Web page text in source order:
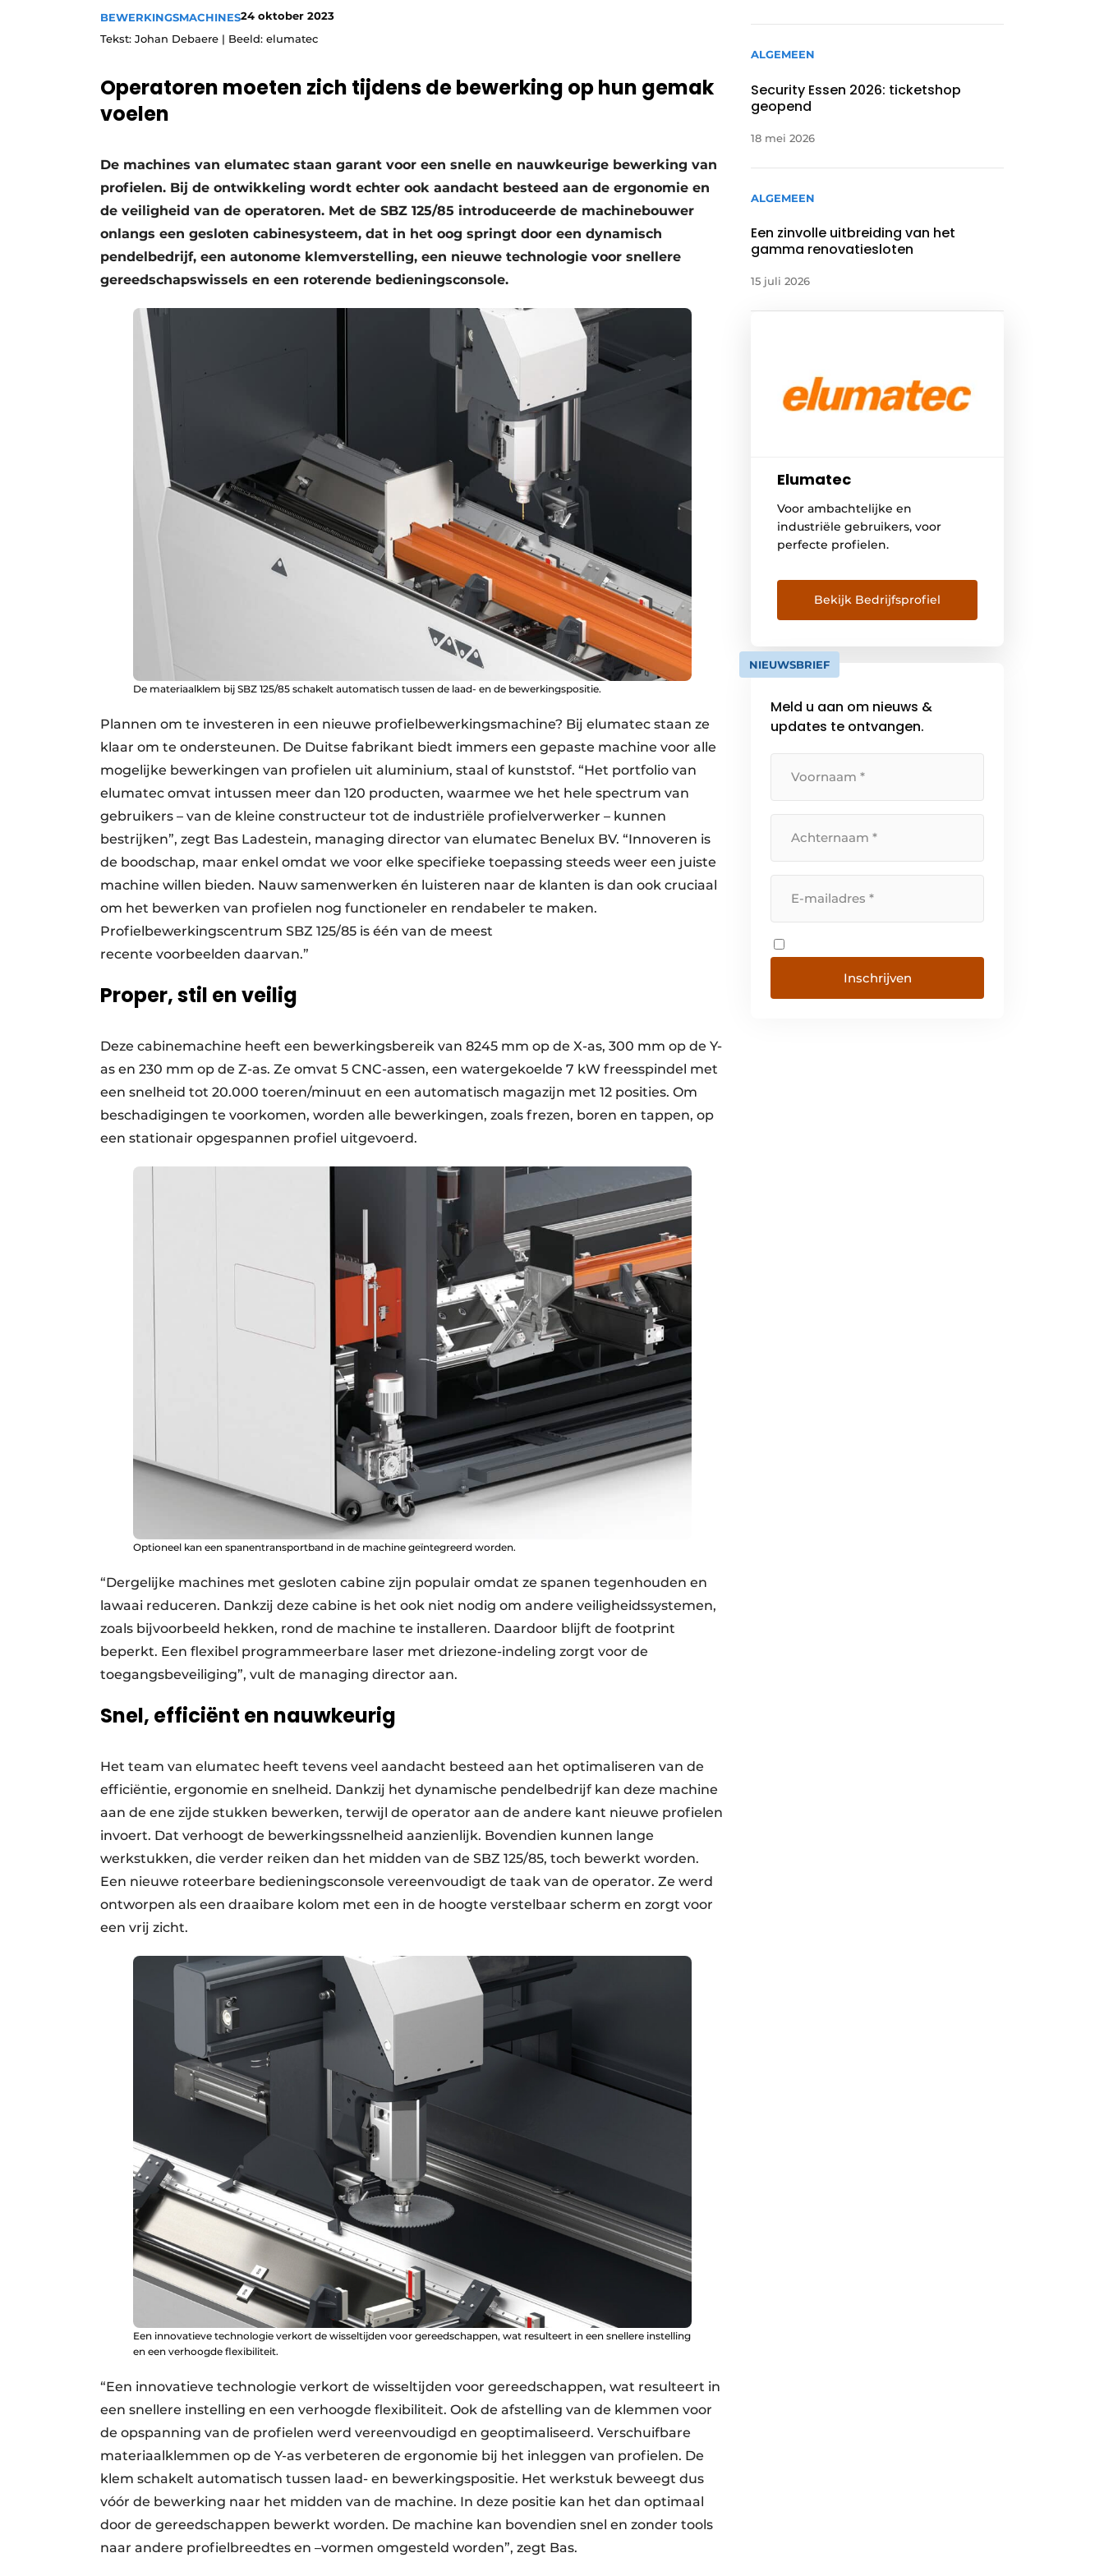
Vacature aanmelden
Vacatures
BEWERKINGSMACHINES24 oktober 2023
Tekst: Johan Debaere | Beeld: elumatec
Operatoren moeten zich tijdens de bewerking op hun gemak
voelen
De machines van elumatec staan garant voor een snelle en nauwkeurige bewerking van
profielen. Bij de ontwikkeling wordt echter ook aandacht besteed aan de ergonomie en
de veiligheid van de operatoren. Met de SBZ 125/85 introduceerde de machinebouwer
onlangs een gesloten cabinesysteem, dat in het oog springt door een dynamisch
pendelbedrijf, een autonome klemverstelling, een nieuwe technologie voor snellere
gereedschapswissels en een roterende bedieningsconsole.
De materiaalklem bij SBZ 125/85 schakelt automatisch tussen de laad- en de bewerkingspositie.
Plannen om te investeren in een nieuwe profielbewerkingsmachine? Bij elumatec staan ze
klaar om te ondersteunen. De Duitse fabrikant biedt immers een gepaste machine voor alle
mogelijke bewerkingen van profielen uit aluminium, staal of kunststof. “Het portfolio van
elumatec omvat intussen meer dan 120 producten, waarmee we het hele spectrum van
gebruikers – van de kleine constructeur tot de industriële profielverwerker – kunnen
bestrijken”, zegt Bas Ladestein, managing director van elumatec Benelux BV. “Innoveren is
de boodschap, maar enkel omdat we voor elke specifieke toepassing steeds weer een juiste
machine willen bieden. Nauw samenwerken én luisteren naar de klanten is dan ook cruciaal
om het bewerken van profielen nog functioneler en rendabeler te maken.
Profielbewerkings­centrum SBZ 125/85 is één van de meest
recente voorbeelden daarvan.”
Proper, stil en veilig
Deze cabinemachine heeft een bewerkingsbereik van 8245 mm op de X-as, 300 mm op de Y-
as en 230 mm op de Z-as. Ze omvat 5 CNC-assen, een watergekoelde 7 kW freesspindel met
een snelheid tot 20.000 toeren/minuut en een automatisch magazijn met 12 posities. Om
beschadigingen te voorkomen, worden alle bewerkingen, zoals frezen, boren en tappen, op
een stationair opgespannen profiel uitgevoerd.
Optioneel kan een spanentransportband in de machine geïntegreerd worden.
“Dergelijke machines met gesloten cabine zijn populair omdat ze spanen tegenhouden en
lawaai reduceren. Dankzij deze cabine is het ook niet nodig om andere veiligheidssystemen,
zoals bijvoorbeeld hekken, rond de machine te installeren. Daardoor blijft de footprint
beperkt. Een flexibel programmeerbare laser met driezone-indeling zorgt voor de
toegangsbeveiliging”, vult de managing director aan.
Snel, efficiënt en nauwkeurig
Het team van elumatec heeft tevens veel aandacht besteed aan het optimaliseren van de
efficiëntie, ergonomie en snelheid. Dankzij het dynamische pendelbedrijf kan deze machine
aan de ene zijde stukken bewerken, terwijl de operator aan de andere kant nieuwe profielen
invoert. Dat verhoogt de bewerkingssnelheid aanzienlijk. Bovendien kunnen lange
werkstukken, die verder reiken dan het midden van de SBZ 125/85, toch bewerkt worden.
Een nieuwe roteerbare bedieningsconsole vereenvoudigt de taak van de operator. Ze werd
ontworpen als een draaibare kolom met een in de hoogte verstelbaar scherm en zorgt voor
een vrij zicht.
Een innovatieve technologie verkort de wisseltijden voor gereedschappen, wat resulteert in een snellere instelling
en een verhoogde flexibiliteit.
“Een innovatieve technologie verkort de wisseltijden voor gereedschappen, wat resulteert in
een snellere instelling en een verhoogde flexibiliteit. Ook de afstelling van de klemmen voor
de opspanning van de profielen werd vereenvoudigd en geoptimaliseerd. Verschuifbare
materiaalklemmen op de Y-as verbeteren de ergonomie bij het inleggen van profielen. De
klem schakelt automatisch tussen laad- en bewerkingspositie. Het werkstuk beweegt dus
vóór de bewerking naar het midden van de machine. In deze positie kan het dan optimaal
door de gereedschappen bewerkt worden. De machine kan bovendien snel en zonder tools
naar andere profielbreedtes en –vormen omgesteld worden”, zegt Bas.
ALGEMEEN
Security Essen 2026: ticketshop
geopend
18 mei 2026
ALGEMEEN
Een zinvolle uitbreiding van het
gamma renovatiesloten
15 juli 2026
Elumatec
Voor ambachtelijke en
industriële gebruikers, voor
perfecte profielen.
Bekijk Bedrijfsprofiel
NIEUWSBRIEF
Meld u aan om nieuws &
updates te ontvangen.
Inschrijven